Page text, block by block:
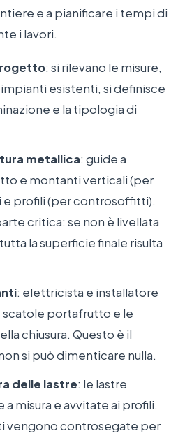
e a pianificare i tempi di
i lavori.
: si rilevano le misure,
esistenti, si definisce
e la tipologia di
metallica: guide a
e montanti verticali (per
e profili (per controsoffitti).
critica: se non è livellata
la superficie finale risulta
: elettricista e installatore
scatole portafrutto e le
chiusura. Questo è il
si può dimenticare nulla.
delle lastre: le lastre
misura e avvitate ai profili.
vengono controsegate per